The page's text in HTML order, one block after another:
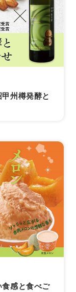
州樽発酵と
食感と食べご